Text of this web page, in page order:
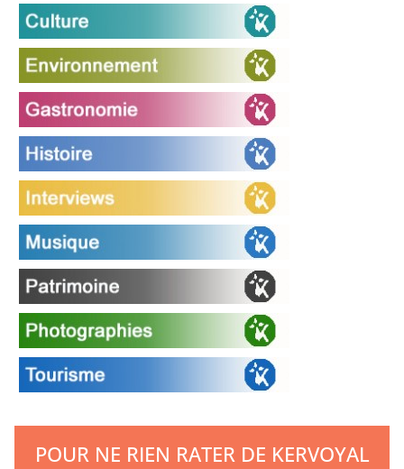
POUR NE RIEN RATER DE KERVOYAL